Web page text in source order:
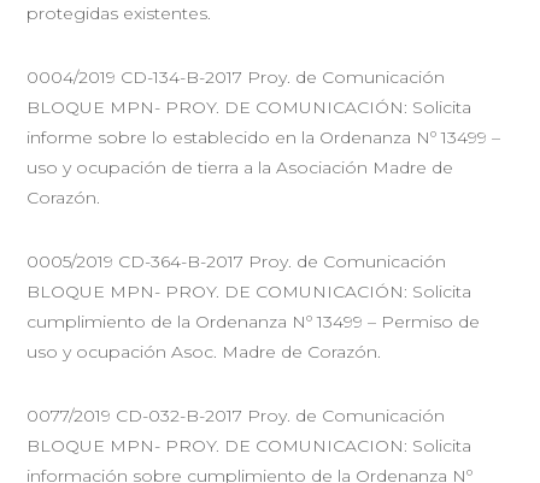
protegidas existentes.
0004/2019 CD-134-B-2017 Proy. de Comunicación
BLOQUE MPN- PROY. DE COMUNICACIÓN: Solicita
informe sobre lo establecido en la Ordenanza Nº 13499 –
uso y ocupación de tierra a la Asociación Madre de
Corazón.
0005/2019 CD-364-B-2017 Proy. de Comunicación
BLOQUE MPN- PROY. DE COMUNICACIÓN: Solicita
cumplimiento de la Ordenanza Nº 13499 – Permiso de
uso y ocupación Asoc. Madre de Corazón.
0077/2019 CD-032-B-2017 Proy. de Comunicación
BLOQUE MPN- PROY. DE COMUNICACION: Solicita
información sobre cumplimiento de la Ordenanza Nº